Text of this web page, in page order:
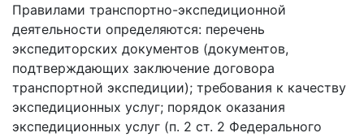
Правилами транспортно-экспедиционной
деятельности определяются: перечень
экспедиторских документов (документов,
подтверждающих заключение договора
транспортной экспедиции); требования к качеству
экспедиционных услуг; порядок оказания
экспедиционных услуг (п. 2 ст. 2 Федерального